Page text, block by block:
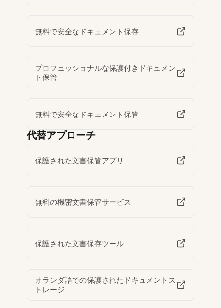
無料で安全なドキュメント保存
プロフェッショナルな保護付きドキュメン
ト保管
無料で安全なドキュメント保管
代替アプローチ
保護された文書保管アプリ
無料の機密文書保管サービス
保護された文書保存ツール
オランダ語での保護されたドキュメントス
トレージ